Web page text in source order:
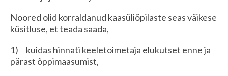
Noored olid korraldanud kaasüliõpilaste seas väikese
küsitluse, et teada saada,
1) kuidas hinnati keeletoimetaja elukutset enne ja
pärast õppimaasumist,